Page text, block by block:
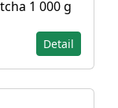
1 000 g
Detail